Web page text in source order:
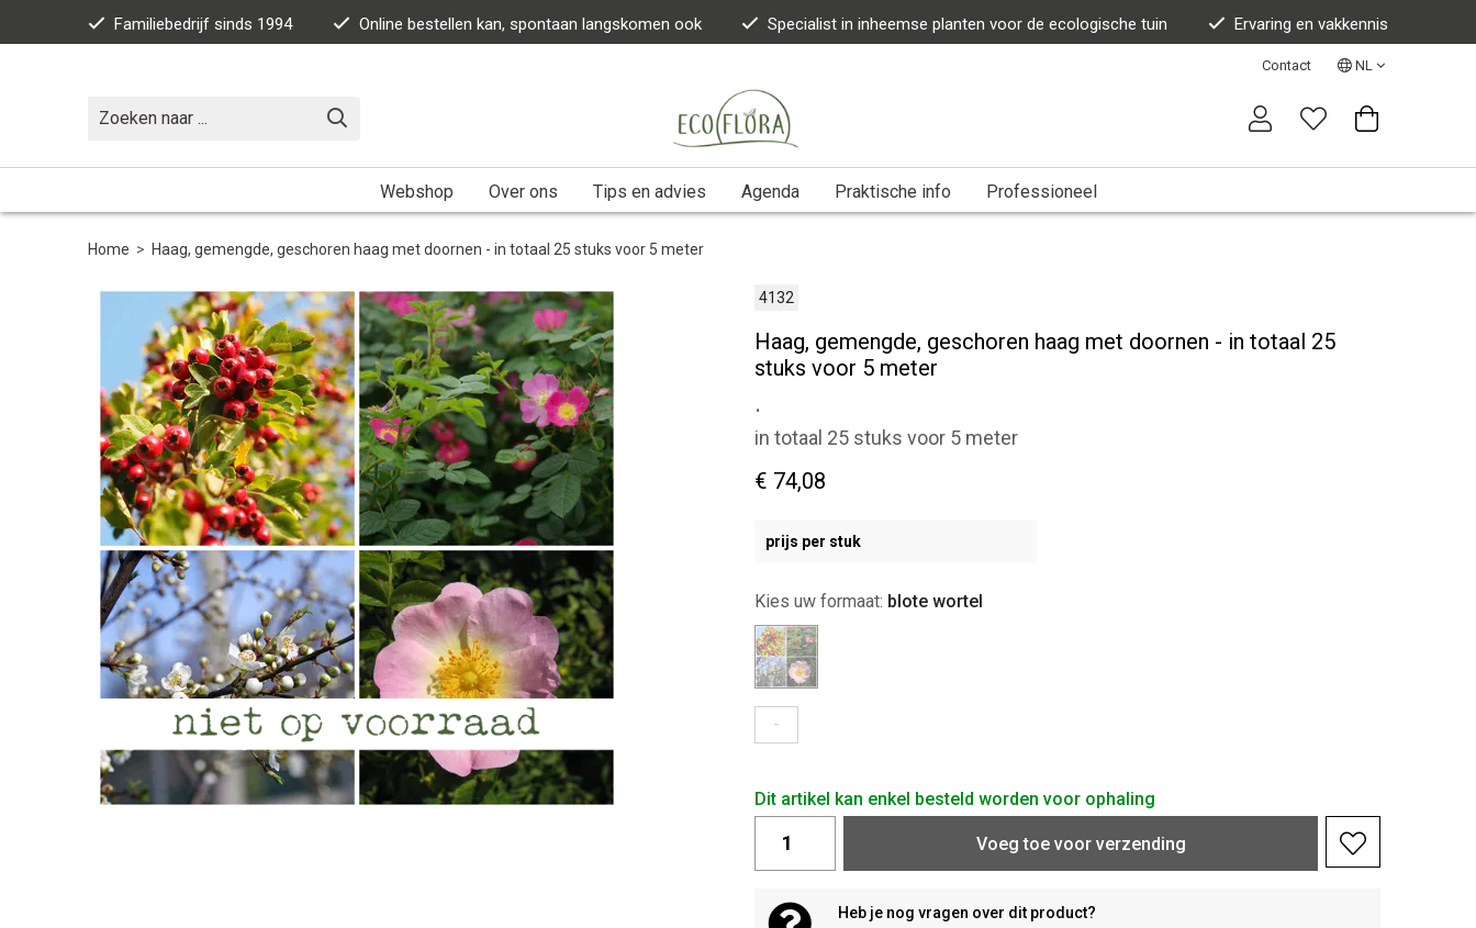
Familiebedrijf sinds 1994 Online bestellen kan, spontaan langskomen ook Specialist in inheemse planten voor de ecologische tuin Ervaring en vakkennis
Contact NL
Webshop Over ons Tips en advies Agenda Praktische info Professioneel
Home > Haag, gemengde, geschoren haag met doornen - in totaal 25 stuks voor 5 meter
4132
Haag, gemengde, geschoren haag met doornen - in totaal 25
stuks voor 5 meter
.
in totaal 25 stuks voor 5 meter
€ 74,08
prijs per stuk
Kies uw formaat: blote wortel
-
Dit artikel kan enkel besteld worden voor ophaling
Voeg toe voor verzending
Heb je nog vragen over dit product?